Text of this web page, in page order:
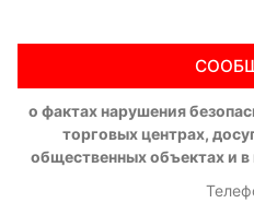
о фактах нарушения
торговых центрах,
общественных объектах и